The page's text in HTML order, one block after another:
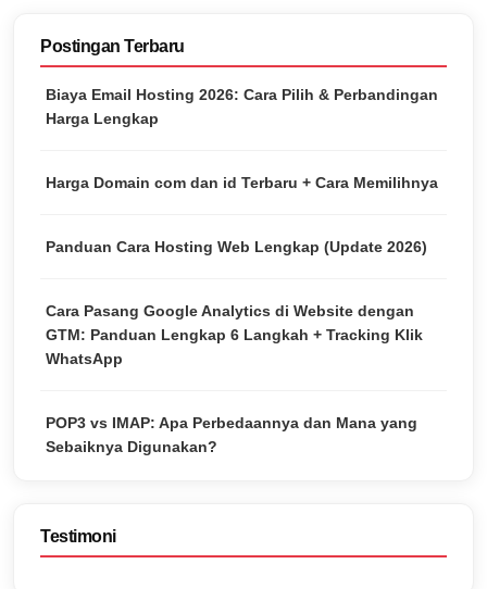
Postingan Terbaru
Biaya Email Hosting 2026: Cara Pilih & Perbandingan
Harga Lengkap
Harga Domain com dan id Terbaru + Cara Memilihnya
Panduan Cara Hosting Web Lengkap (Update 2026)
Cara Pasang Google Analytics di Website dengan
GTM: Panduan Lengkap 6 Langkah + Tracking Klik
WhatsApp
POP3 vs IMAP: Apa Perbedaannya dan Mana yang
Sebaiknya Digunakan?
Testimoni